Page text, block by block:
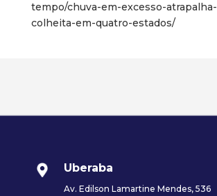
tempo/chuva-em-excesso-atrapalha-
colheita-em-quatro-estados/
Uberaba
Av. Edilson Lamartine Mendes, 536